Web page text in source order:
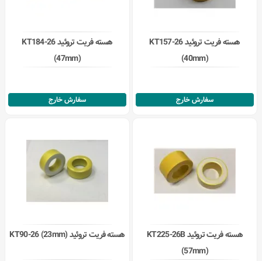
هسته فریت تروئید KT157-26
(40mm)
سفارش خارج
هسته فریت تروئید KT184-26
(47mm)
سفارش خارج
هسته فریت تروئید KT225-26B
(57mm)
هسته فریت تروئید KT90-26 (23mm)